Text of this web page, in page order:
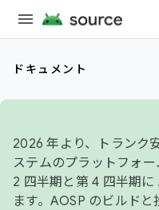
ドキュメント
2026 年より、トランク
ステムのプラットフォ
2 四半期と第 4 四半期
ます。AOSP のビルドと